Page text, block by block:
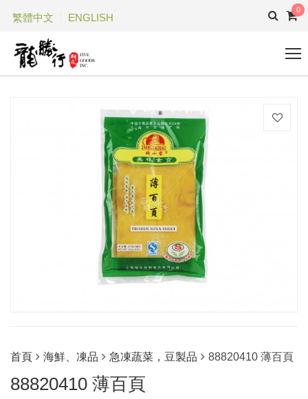
繁體中文 ENGLISH
0
首頁 海鮮、凍品 急凍蔬菜，豆製品 88820410 薄百頁
88820410 薄百頁